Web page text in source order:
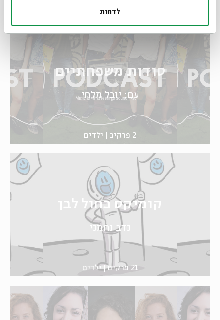
לדחות
סודות משפחתיים
עם: יובל מלחי
2 פרקים ילדים
קומיקס כחול לבן
נדב נחמני
21 פרקים ילדים